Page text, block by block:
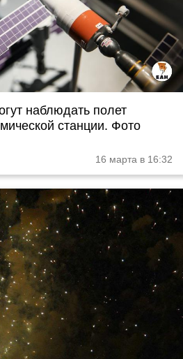
наблюдать полет
станции. Фото
16 марта в 16:32